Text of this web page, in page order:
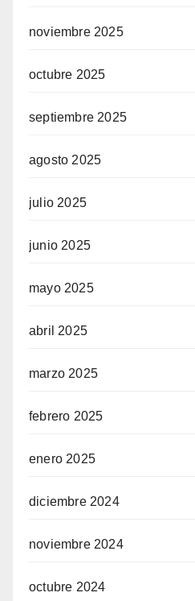
noviembre 2025
octubre 2025
septiembre 2025
agosto 2025
julio 2025
junio 2025
mayo 2025
abril 2025
marzo 2025
febrero 2025
enero 2025
diciembre 2024
noviembre 2024
octubre 2024